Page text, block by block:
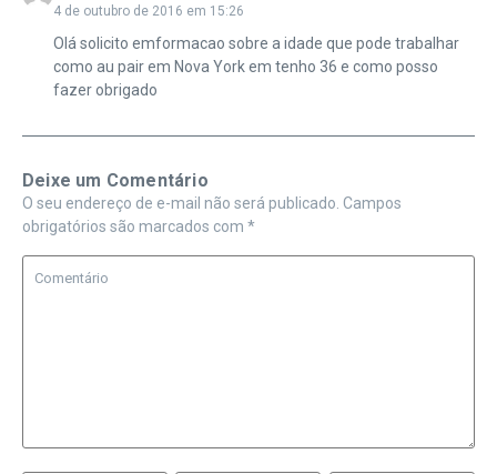
4 de outubro de 2016 em 15:26
Olá solicito emformacao sobre a idade que pode trabalhar
como au pair em Nova York em tenho 36 e como posso
fazer obrigado
Deixe um Comentário
O seu endereço de e-mail não será publicado. Campos
obrigatórios são marcados com *